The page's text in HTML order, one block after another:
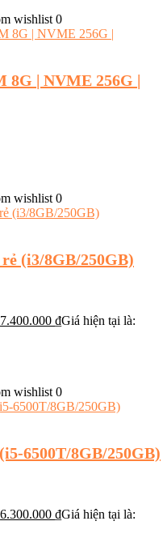
wishlist 0
8G | NVME 256G |
wishlist 0
(i3/8GB/250GB)
7.400.000 ₫Giá hiện tại là:
wishlist 0
6500T/8GB/250GB)
6.300.000 ₫Giá hiện tại là: